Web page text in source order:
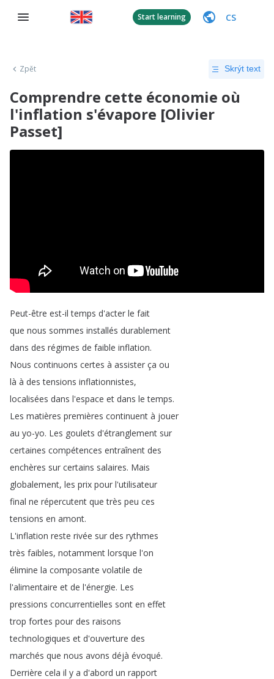
Start learning CS
Zpět Skrýt text
Comprendre cette économie où
l'inflation s'évapore [Olivier
Passet]
Peut-être est-il temps d'acter le fait
que nous sommes installés durablement
dans des régimes de faible inflation.
Nous continuons certes à assister ça ou
là à des tensions inflationnistes,
localisées dans l'espace et dans le temps.
Les matières premières continuent à jouer
au yo-yo. Les goulets d'étranglement sur
certaines compétences entraînent des
enchères sur certains salaires. Mais
globalement, les prix pour l'utilisateur
final ne répercutent que très peu ces
tensions en amont.
L'inflation reste rivée sur des rythmes
très faibles, notamment lorsque l'on
élimine la composante volatile de
l'alimentaire et de l'énergie. Les
pressions concurrentielles sont en effet
trop fortes pour des raisons
technologiques et d'ouverture des
marchés que nous avons déjà évoqué.
Derrière cela il y a d'abord un rapport